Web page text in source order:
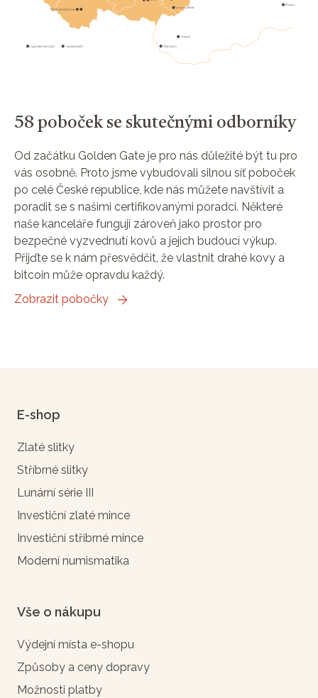
58 poboček se skutečnými odborníky
Od začátku Golden Gate je pro nás důležité být tu pro
vás osobně. Proto jsme vybudovali silnou síť poboček
po celé České republice, kde nás můžete navštívit a
poradit se s našimi certifikovanými poradci. Některé
naše kanceláře fungují zároveň jako prostor pro
bezpečné vyzvednutí kovů a jejich budoucí výkup.
Přijďte se k nám přesvědčit, že vlastnit drahé kovy a
bitcoin může opravdu každý.
Zobrazit pobočky
E-shop
Zlaté slitky
Stříbrné slitky
Lunární série III
Investiční zlaté mince
Investiční stříbrné mince
Moderní numismatika
Vše o nákupu
Výdejní místa e-shopu
Způsoby a ceny dopravy
Možnosti platby